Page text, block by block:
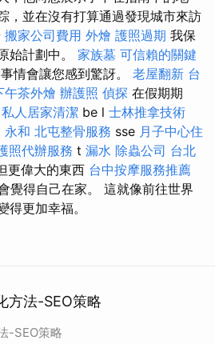
，並在沒有打算通過發現城市來訪
搬家公司費用 外燴 護照過期 我保
始計劃中。 家族墓 可信賴的關鍵
情會讓您感到驚訝。 老屋翻新 台
午茶外燴 辦護照 偵探 在假期期
私人居家清潔 be l 士林推拿技術
永和 北屯整骨服務 sse 月子中心住
照代辦服務 t 漏水 除蟲公司 台北
更偉大的東西 台中按摩服務推薦
覺得自己在家。 這就像前往世界
得更加幸福。
方法-SEO策略
-SEO策略